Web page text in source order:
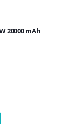
20000 mAh